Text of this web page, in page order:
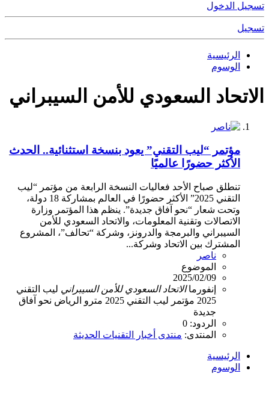
تسجيل الدخول
تسجيل
الرئيسية
الوسوم
الاتحاد السعودي للأمن السيبراني
مؤتمر “ليب التقني” يعود بنسخة استثنائية.. الحدث
الأكثر حضورًا عالميًا
تنطلق صباح الأحد فعاليات النسخة الرابعة من مؤتمر “ليب
التقني 2025” الأكثر حضورًا في العالم بمشاركة 18 دولة،
وتحت شعار “نحو آفاق جديدة”. ينظم هذا المؤتمر وزارة
الاتصالات وتقنية المعلومات، والاتحاد السعودي للأمن
السيبراني والبرمجة والدرونز، وشركة “تحالف”، المشروع
المشترك بين الاتحاد وشركة...
ناصر
الموضوع
2025/02/09
إنفورماالاتحاد السعودي للأمن السيبراني ليب التقني
2025 مؤتمر ليب التقني 2025 مترو الرياض نحو آفاق
جديدة
الردود: 0
المنتدى: منتدى أخبار التقنيات الحديثة
الرئيسية
الوسوم